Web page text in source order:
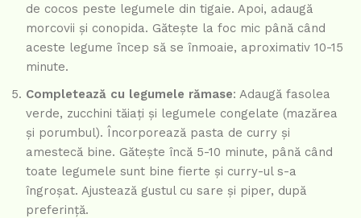
de cocos peste legumele din tigaie. Apoi, adaugă
morcovii și conopida. Gătește la foc mic până când
aceste legume încep să se înmoaie, aproximativ 10-15
minute.
Completează cu legumele rămase: Adaugă fasolea
verde, zucchini tăiați și legumele congelate (mazărea
și porumbul). Încorporează pasta de curry și
amestecă bine. Gătește încă 5-10 minute, până când
toate legumele sunt bine fierte și curry-ul s-a
îngroșat. Ajustează gustul cu sare și piper, după
preferință.